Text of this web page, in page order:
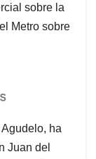
sobre la
Metro sobre
ha
Juan del